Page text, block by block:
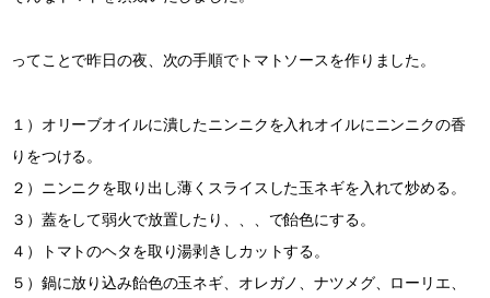
ってことで昨日の夜、次の手順でトマトソースを作りました。
１）オリーブオイルに潰したニンニクを入れオイルにニンニクの香
りをつける。
２）ニンニクを取り出し薄くスライスした玉ネギを入れて炒める。
３）蓋をして弱火で放置したり、、、で飴色にする。
４）トマトのヘタを取り湯剥きしカットする。
５）鍋に放り込み飴色の玉ネギ、オレガノ、ナツメグ、ローリエ、